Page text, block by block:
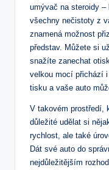
umývač na steroidy –
všechny nečistoty z
znamená možnost
představ. Můžete si
snažíte zanechat
velkou mocí přichází
tisku a vaše auto
V takovém prostředí,
důležité udělat si
rychlost, ale také
Dát své auto do
nejdůležitějším